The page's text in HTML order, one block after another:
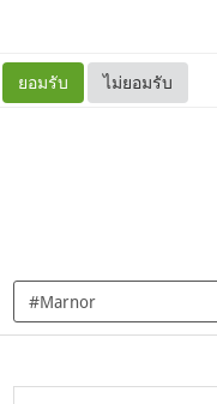
ยอมรับ ไม่ยอมรับ